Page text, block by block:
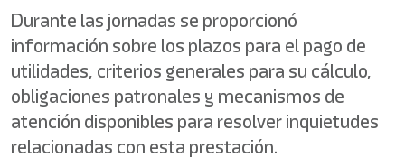
Durante las jornadas se proporcionó
información sobre los plazos para el pago de
utilidades, criterios generales para su cálculo,
obligaciones patronales y mecanismos de
atención disponibles para resolver inquietudes
relacionadas con esta prestación.